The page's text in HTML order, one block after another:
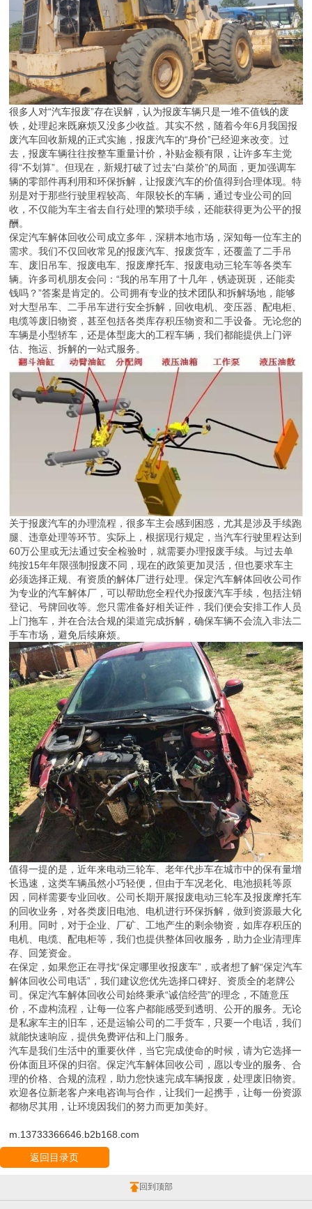
很多人对“汽车报废”存在误解，认为报废车辆只是一堆不值钱的废
铁，处理起来既麻烦又没多少收益。其实不然，随着今年6月我国报
废汽车回收新规的正式实施，报废汽车的“身价”已经迎来改变。过
去，报废车辆往往按整车重量计价，补贴金额有限，让许多车主觉
得“不划算”。但现在，新规打破了过去“白菜价”的局面，更加强调车
辆的零部件再利用和环保拆解，让报废汽车的价值得到合理体现。特
别是对于那些行驶里程较高、年限较长的车辆，通过专业公司的回
收，不仅能为车主省去自行处理的繁琐手续，还能获得更为公平的报
酬。
保定汽车解体回收公司成立多年，深耕本地市场，深知每一位车主的
需求。我们不仅回收常见的报废汽车、报废货车，还覆盖了二手吊
车、废旧吊车、报废电车、报废摩托车、报废电动三轮车等各类车
辆。许多司机朋友会问：“我的吊车用了十几年，锈迹斑斑，还能卖
钱吗？”答案是肯定的。公司拥有专业的技术团队和拆解场地，能够
对大型吊车、二手吊车进行安全拆解，回收电机、变压器、配电柜、
电缆等废旧物资，甚至包括各类库存积压物资和二手设备。无论您的
车辆是小型轿车，还是体型庞大的工程车辆，我们都能提供上门评
估、拖运、拆解的一站式服务。
关于报废汽车的办理流程，很多车主会感到困惑，尤其是涉及手续跑
腿、违章处理等环节。实际上，根据现行规定，当汽车行驶里程达到
60万公里或无法通过安全检验时，就需要办理报废手续。与过去单
纯按15年年限强制报废不同，现在的政策更加灵活，但也要求车主
必须选择正规、有资质的解体厂进行处理。保定汽车解体回收公司作
为专业的汽车解体厂，可以帮助您全程代办报废汽车手续，包括注销
登记、号牌回收等。您只需准备好相关证件，我们便会安排工作人员
上门拖车，并在合法合规的渠道完成拆解，确保车辆不会流入非法二
手车市场，避免后续麻烦。
值得一提的是，近年来电动三轮车、老年代步车在城市中的保有量增
长迅速，这类车辆虽然小巧轻便，但由于车况老化、电池损耗等原
因，同样需要专业回收。公司长期开展报废电动三轮车及报废摩托车
的回收业务，对各类废旧电池、电机进行环保拆解，做到资源最大化
利用。同时，对于企业、厂矿、工地产生的剩余物资，如库存积压的
电机、电缆、配电柜等，我们也提供整体回收服务，助力企业清理库
存、回笼资金。
在保定，如果您正在寻找“保定哪里收报废车”，或者想了解“保定汽车
解体回收公司电话”，我们建议您优先选择口碑好、资质全的老牌公
司。保定汽车解体回收公司始终秉承“诚信经营”的理念，不随意压
价，不虚构流程，让每一位客户都能感受到透明、公开的服务。无论
是私家车主的旧车，还是运输公司的二手货车，只要一个电话，我们
就能快速响应，提供免费评估和上门服务。
汽车是我们生活中的重要伙伴，当它完成使命的时候，请为它选择一
份体面且环保的归宿。保定汽车解体回收公司，愿以专业的服务、合
理的价格、合规的流程，助力您快速完成车辆报废，处理废旧物资。
欢迎各位新老客户来电咨询与合作，让我们一起携手，让每一份资源
都物尽其用，让环境因我们的努力而更加美好。
m.13733366646.b2b168.com
返回目录页
回到顶部